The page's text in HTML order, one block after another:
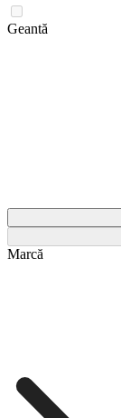
Geantă
Marcă